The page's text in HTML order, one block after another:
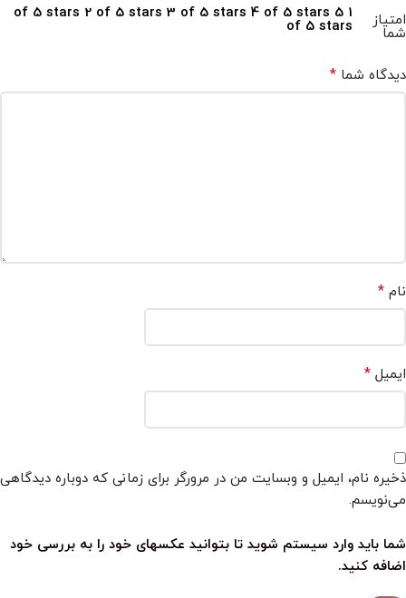
امتیاز
شما
1 of 5 stars
2 of 5 stars 3 of 5 stars 4 of 5 stars 5
of 5 stars
دیدگاه شما *
نام *
ایمیل *
ذخیره نام، ایمیل و وبسایت من در مرورگر برای زمانی که دوباره دیدگاهی
می‌نویسم.
شما باید وارد سیستم شوید تا بتوانید عکسهای خود را به بررسی خود
اضافه کنید.